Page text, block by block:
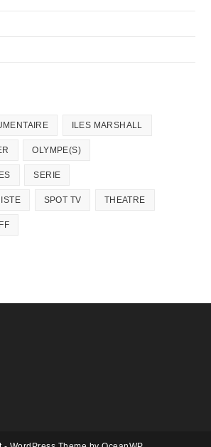
ILES MARSHALL
OLYMPE(S)
SERIE
SPOT TV THEATRE